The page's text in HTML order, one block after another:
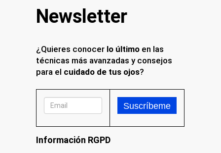
Newsletter
¿Quieres conocer lo último en las
técnicas más avanzadas y consejos
para el cuidado de tus ojos?
Información RGPD